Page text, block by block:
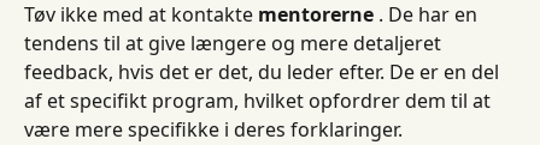
Tøv ikke med at kontakte mentorerne . De har en
tendens til at give længere og mere detaljeret
feedback, hvis det er det, du leder efter. De er en del
af et specifikt program, hvilket opfordrer dem til at
være mere specifikke i deres forklaringer.